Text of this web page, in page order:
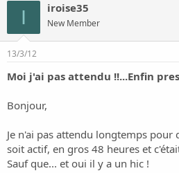
I iroise35
New Member
13/3/12
Moi j'ai pas attendu !!...Enfin
Bonjour,
Je n'ai pas attendu longtemps
soit actif, en gros 48 heures et
Sauf que... et oui il y a un hic !